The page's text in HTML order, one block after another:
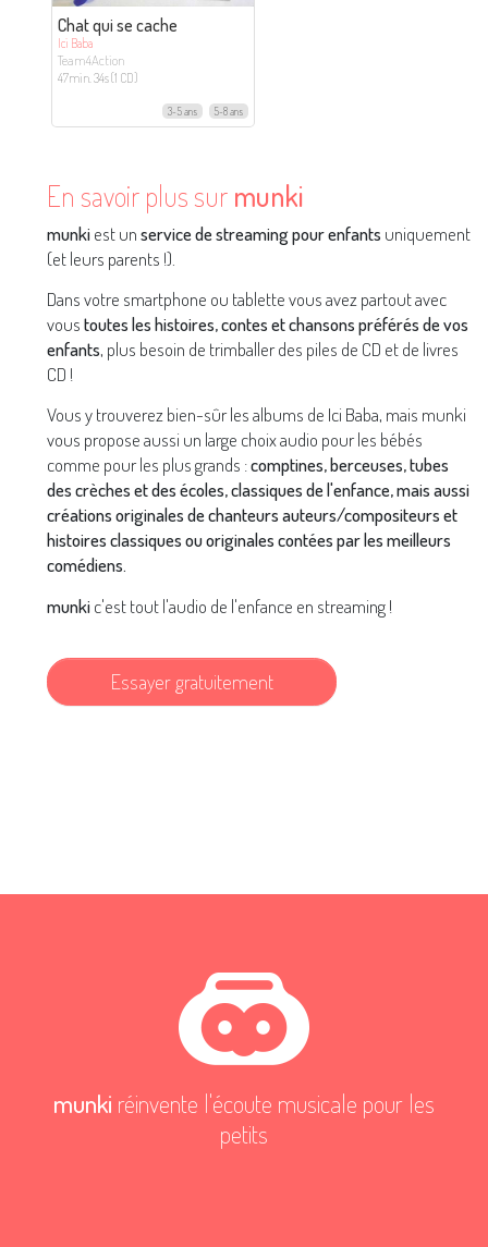
Chat qui se cache
Ici Baba
Team4Action
47min. 34s (1 CD)
3-5 ans 5-8 ans
En savoir plus sur munki
munkiest unservice de streaming pour enfants uniquement
(et leurs parents !).
Dans votre smartphone ou tablette vous avez partout avec
voustoutes les histoires, contes et chansons préférés de vos
enfants, plus besoin de trimballer des piles de CD et de livres
CD !
Vous y trouverez bien-sûr les albums de Ici Baba, mais munki
vous propose aussi un large choix audio pour les bébés
comme pour les plus grands :comptines, berceuses, tubes
des crèches et des écoles, classiques de l'enfance, mais aussi
créations originales de chanteurs auteurs/compositeurs et
histoires classiques ou originales contées par les meilleurs
comédiens.
munkic'est tout l'audio de l'enfance en streaming !
Essayer gratuitement
munki réinvente l'écoute musicale pour les
petits